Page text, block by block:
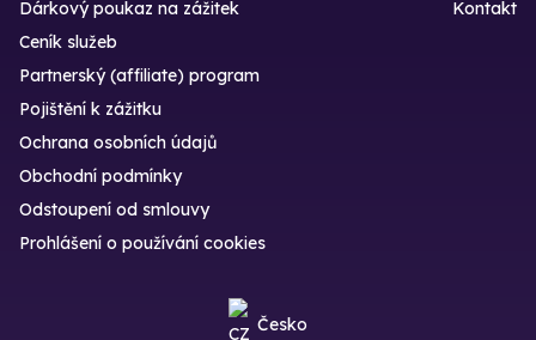
Dárkový poukaz na zážitek
Kontakt
Ceník služeb
Partnerský (affiliate) program
Pojištění k zážitku
Ochrana osobních údajů
Obchodní podmínky
Odstoupení od smlouvy
Prohlášení o používání cookies
Česko